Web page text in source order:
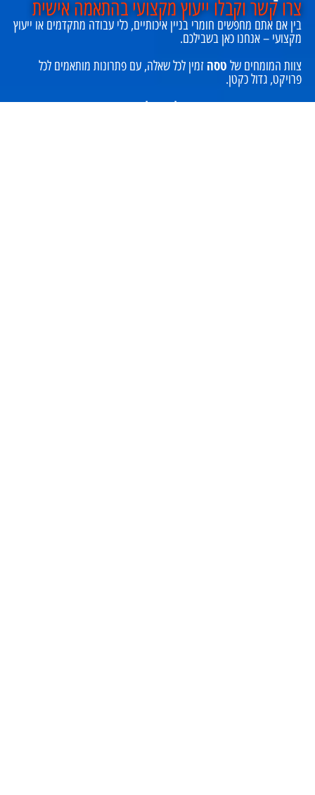
צרו קשר וקבלו ייעוץ מקצועי בהתאמה אישית
בין אם אתם מחפשים חומרי בניין איכותיים, כלי עבודה מתקדמים או ייעוץ
מקצועי – אנחנו כאן בשבילכם.
צוות המומחים של טסהזמין לכל שאלה, עם פתרונות מותאמים לכל
פרויקט, גדול כקטן.
צרו קשר עוד היום ונשמח לסייע לכם בבחירת המוצרים